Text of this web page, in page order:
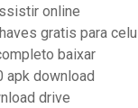
online
gratis para
baixar
apk download
drive